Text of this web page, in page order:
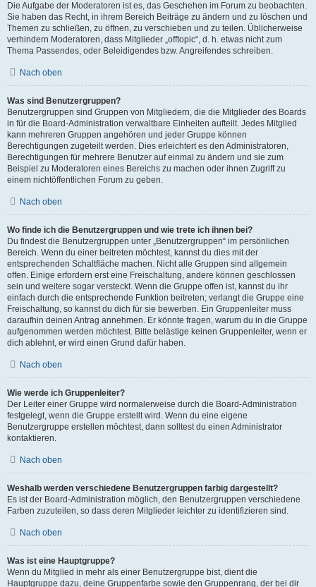
Die Aufgabe der Moderatoren ist es, das Geschehen im Forum zu beobachten.
Sie haben das Recht, in ihrem Bereich Beiträge zu ändern und zu löschen und
Themen zu schließen, zu öffnen, zu verschieben und zu teilen. Üblicherweise
verhindern Moderatoren, dass Mitglieder „offtopic“, d. h. etwas nicht zum
Thema Passendes, oder Beleidigendes bzw. Angreifendes schreiben.
Nach oben
Was sind Benutzergruppen?
Benutzergruppen sind Gruppen von Mitgliedern, die die Mitglieder des Boards
in für die Board-Administration verwaltbare Einheiten aufteilt. Jedes Mitglied
kann mehreren Gruppen angehören und jeder Gruppe können
Berechtigungen zugeteilt werden. Dies erleichtert es den Administratoren,
Berechtigungen für mehrere Benutzer auf einmal zu ändern und sie zum
Beispiel zu Moderatoren eines Bereichs zu machen oder ihnen Zugriff zu
einem nichtöffentlichen Forum zu geben.
Nach oben
Wo finde ich die Benutzergruppen und wie trete ich ihnen bei?
Du findest die Benutzergruppen unter „Benutzergruppen“ im persönlichen
Bereich. Wenn du einer beitreten möchtest, kannst du dies mit der
entsprechenden Schaltfläche machen. Nicht alle Gruppen sind allgemein
offen. Einige erfordern erst eine Freischaltung, andere können geschlossen
sein und weitere sogar versteckt. Wenn die Gruppe offen ist, kannst du ihr
einfach durch die entsprechende Funktion beitreten; verlangt die Gruppe eine
Freischaltung, so kannst du dich für sie bewerben. Ein Gruppenleiter muss
daraufhin deinen Antrag annehmen. Er könnte fragen, warum du in die Gruppe
aufgenommen werden möchtest. Bitte belästige keinen Gruppenleiter, wenn er
dich ablehnt, er wird einen Grund dafür haben.
Nach oben
Wie werde ich Gruppenleiter?
Der Leiter einer Gruppe wird normalerweise durch die Board-Administration
festgelegt, wenn die Gruppe erstellt wird. Wenn du eine eigene
Benutzergruppe erstellen möchtest, dann solltest du einen Administrator
kontaktieren.
Nach oben
Weshalb werden verschiedene Benutzergruppen farbig dargestellt?
Es ist der Board-Administration möglich, den Benutzergruppen verschiedene
Farben zuzuteilen, so dass deren Mitglieder leichter zu identifizieren sind.
Nach oben
Was ist eine Hauptgruppe?
Wenn du Mitglied in mehr als einer Benutzergruppe bist, dient die
Hauptgruppe dazu, deine Gruppenfarbe sowie den Gruppenrang, der bei dir